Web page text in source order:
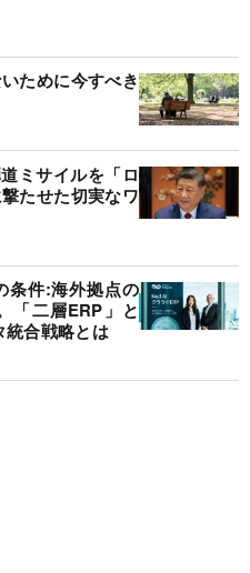
ために今すべき
ミサイルを「ロ
たせた切実なワ
条件:海外拠点の
「二層ERP」と
統合戦略とは